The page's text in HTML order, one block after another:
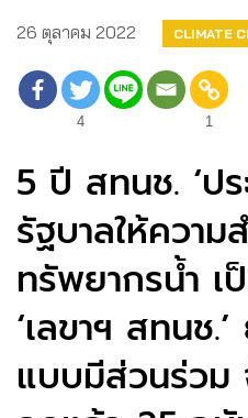
26 ตุลาคม 2022 CLIMATE
4 1
5 ปี สทนช. ‘ปร
รัฐบาลให้ควา
ทรัพยากรน้ำ เ
‘เลขาฯ สทนช
แบบมีส่วนร่วม